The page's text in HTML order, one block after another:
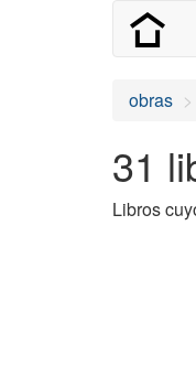
obras
31
Libros